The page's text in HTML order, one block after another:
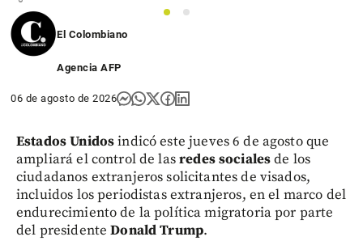
1
2
El Colombiano
Agencia AFP
06 de agosto de 2026
Estados Unidosindicó este jueves 6 de agosto que
ampliará el control de lasredes socialesde los
ciudadanos extranjeros solicitantes de visados,
incluidos los periodistas extranjeros, en el marco del
endurecimiento de la política migratoria por parte
del presidenteDonald Trump.